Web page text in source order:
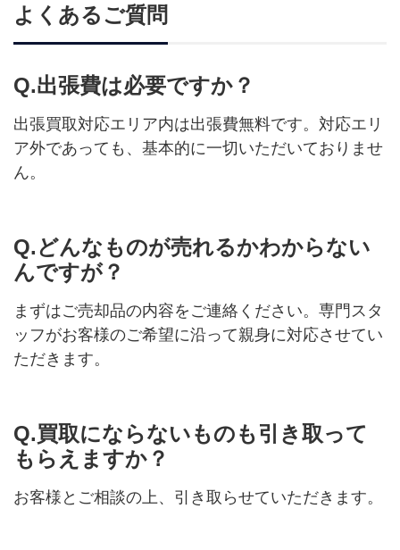
よくあるご質問
Q.出張費は必要ですか？
出張買取対応エリア内は出張費無料です。対応エリ
ア外であっても、基本的に一切いただいておりませ
ん。
Q.どんなものが売れるかわからない
んですが？
まずはご売却品の内容をご連絡ください。専門スタ
ッフがお客様のご希望に沿って親身に対応させてい
ただきます。
Q.買取にならないものも引き取って
もらえますか？
お客様とご相談の上、引き取らせていただきます。